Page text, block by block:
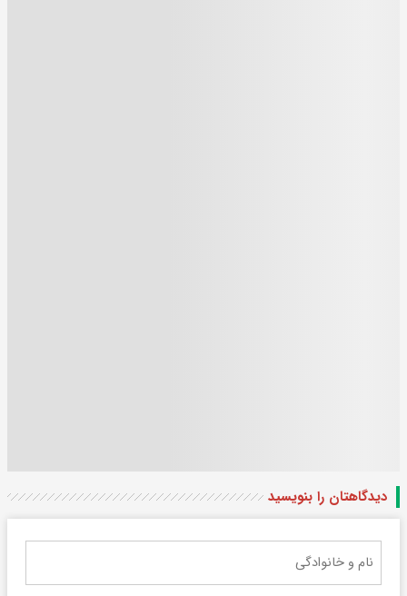
دیدگاهتان را بنویسید